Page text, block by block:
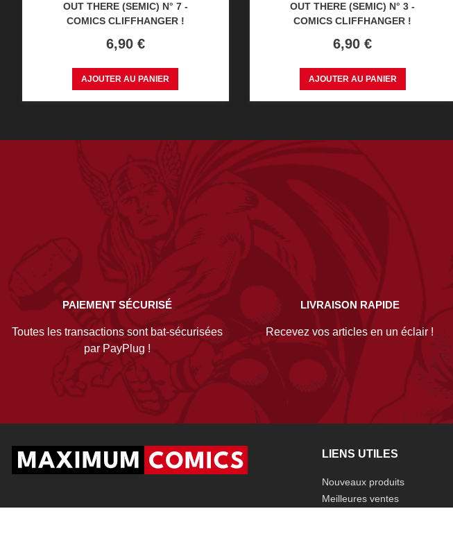
OUT THERE (SEMIC) N° 7 -
COMICS CLIFFHANGER !
Prix
6,90 €
AJOUTER AU PANIER
OUT THERE (SEMIC) N° 3 -
COMICS CLIFFHANGER !
Prix
6,90 €
AJOUTER AU PANIER
PAIEMENT SÉCURISÉ
Toutes les transactions sont bat-sécurisées
par PayPlug !
LIVRAISON RAPIDE
Recevez vos articles en un éclair !
LIENS UTILES
Nouveaux produits
Meilleures ventes